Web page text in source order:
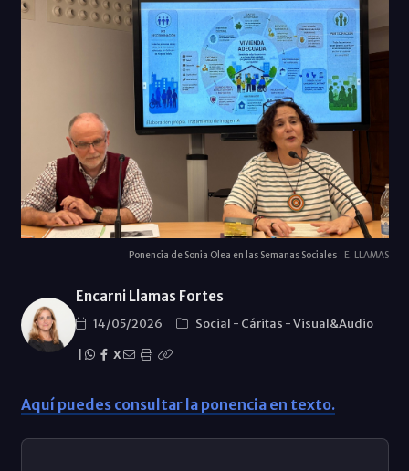
Ponencia de Sonia Olea en las Semanas Sociales E. LLAMAS
Encarni Llamas Fortes
14/05/2026 Social - Cáritas -Visual&Audio
X
Aquí puedes consultar la ponencia en texto.